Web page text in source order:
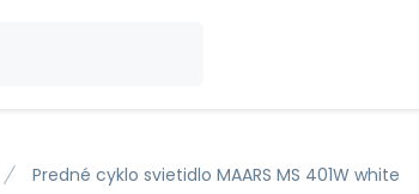
Predné cyklo svietidlo MAARS MS 401W white